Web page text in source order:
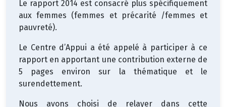
Le rapport 2014 est consacré plus spécifiquement
aux femmes (femmes et précarité /femmes et
pauvreté).
Le Centre d’Appui a été appelé à participer à ce
rapport en apportant une contribution externe de
5 pages environ sur la thématique et le
surendettement.
Nous avons choisi de relayer dans cette